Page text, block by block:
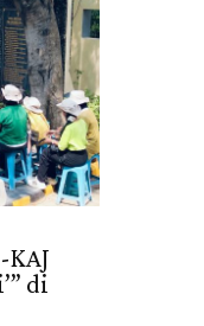
KAJ
di